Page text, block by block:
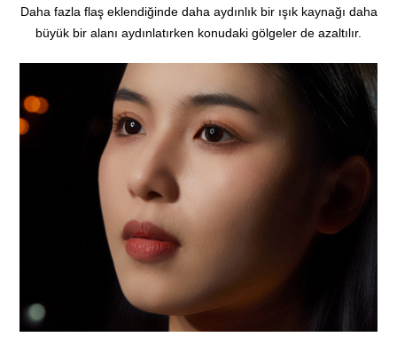
Daha fazla flaş eklendiğinde daha aydınlık bir ışık kaynağı daha
büyük bir alanı aydınlatırken konudaki gölgeler de azaltılır.